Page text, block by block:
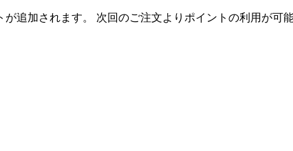
追加されます。 次回のご注文よりポイントの利用が可能